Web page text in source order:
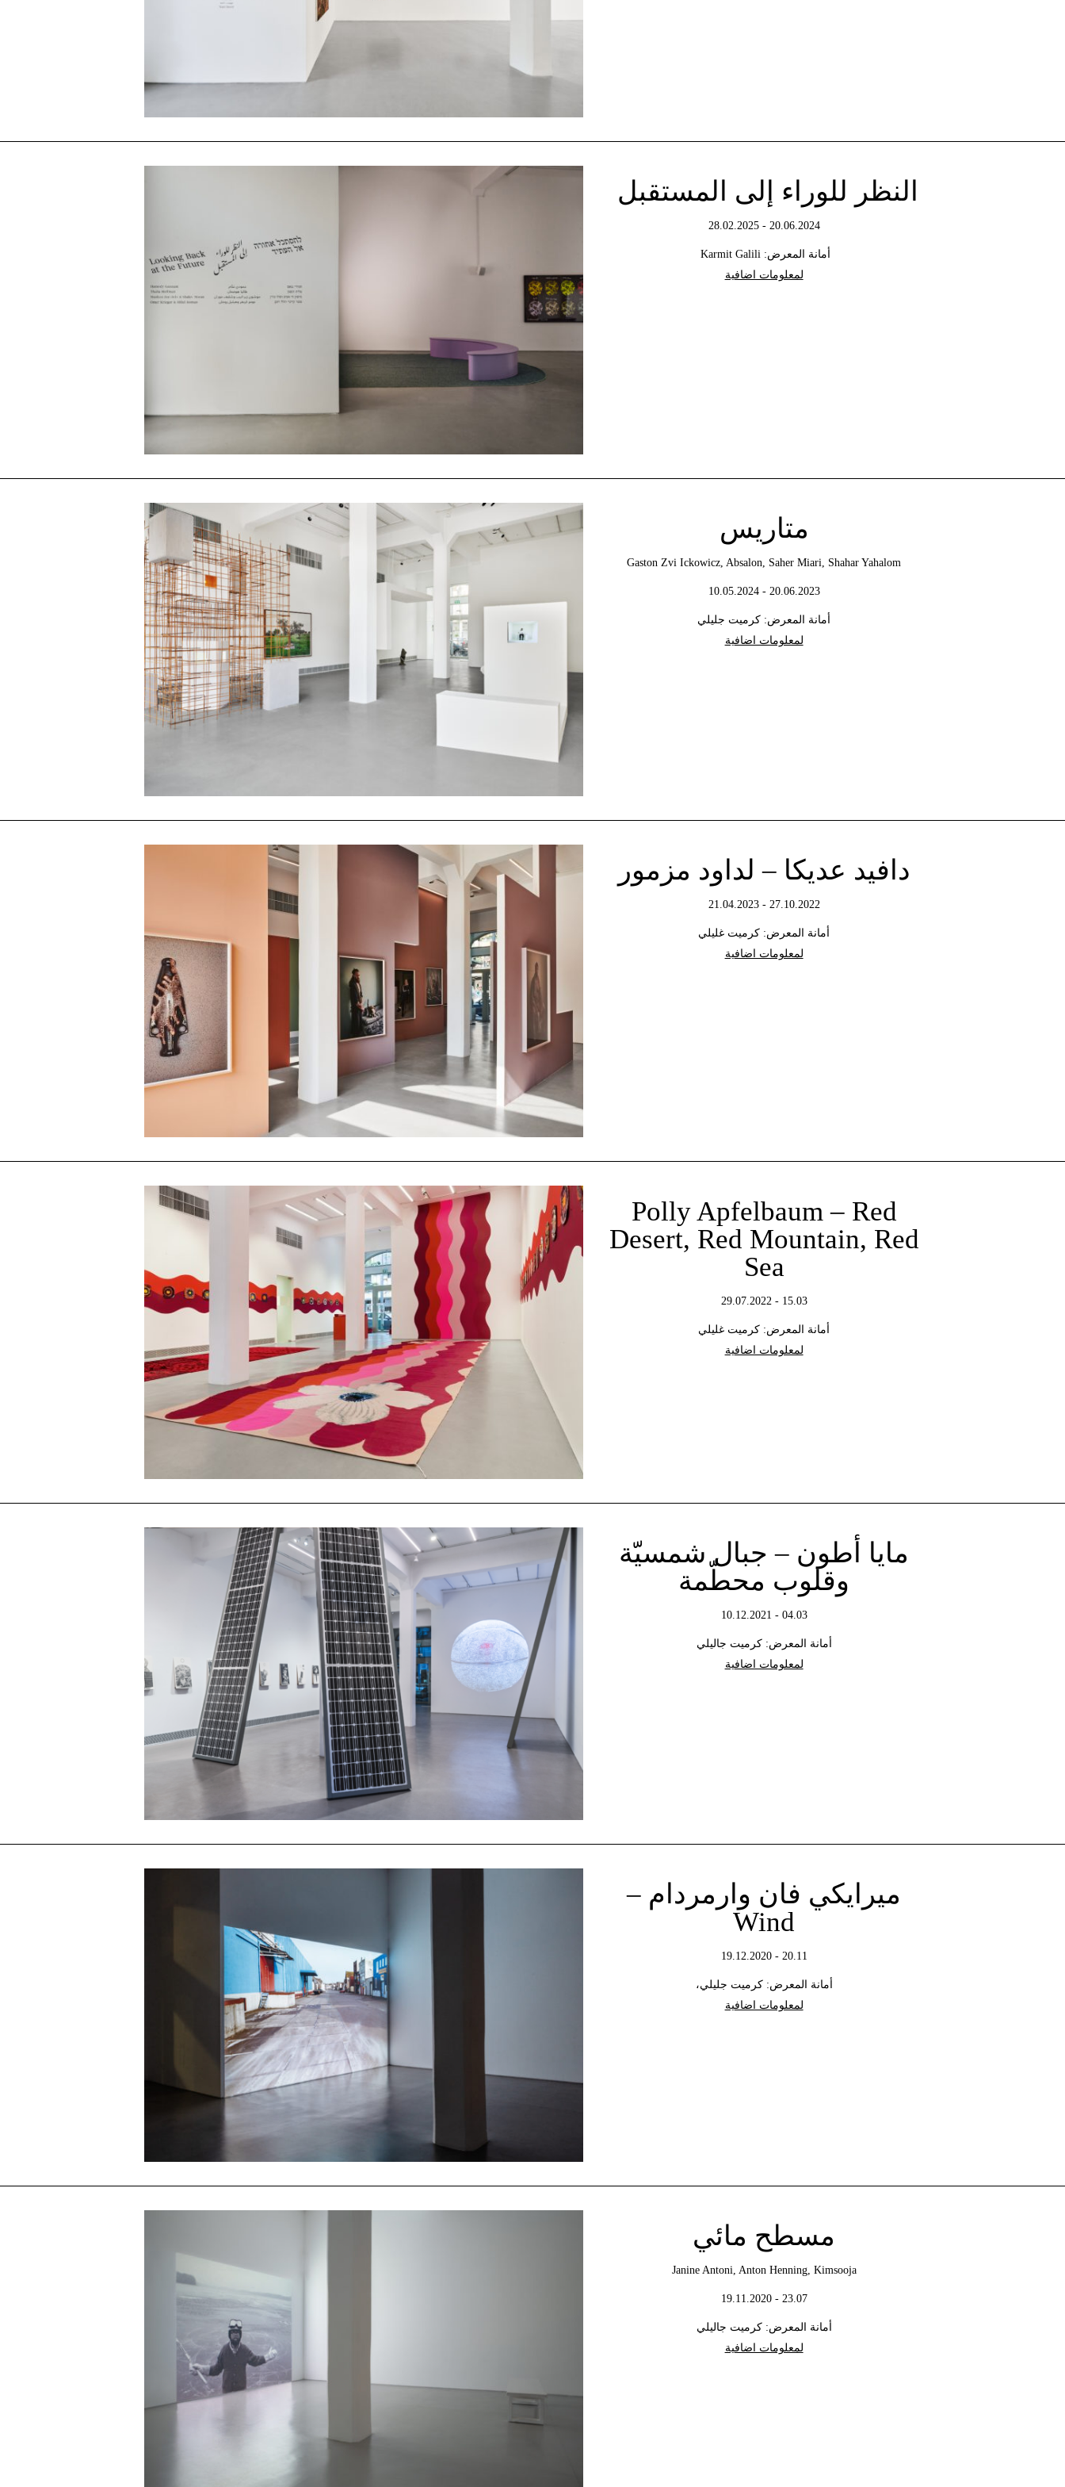
النظر للوراء إلى المستقبل
20.06.2024 - 28.02.2025
أمانة المعرض: Karmit Galili
لمعلومات اضافية
متاريس
Gaston Zvi Ickowicz, Absalon, Saher Miari, Shahar Yahalom
20.06.2023 - 10.05.2024
أمانة المعرض: كرميت جليلي
لمعلومات اضافية
دافيد عديكا – لداود مزمور
27.10.2022 - 21.04.2023
أمانة المعرض: كرميت غليلي
لمعلومات اضافية
Polly Apfelbaum – Red
Desert, Red Mountain, Red
Sea
15.03 - 29.07.2022
أمانة المعرض: كرميت غليلي
لمعلومات اضافية
مايا أطون – جبال شمسيّة
وقلوب محطّمة
04.03 - 10.12.2021
أمانة المعرض: كرميت جاليلي
لمعلومات اضافية
ميرايكي فان وارمردام –
Wind
20.11 - 19.12.2020
أمانة المعرض: كرميت جليلي،
لمعلومات اضافية
مسطح مائي
Janine Antoni, Anton Henning, Kimsooja
23.07 - 19.11.2020
أمانة المعرض: كرميت جاليلي
لمعلومات اضافية